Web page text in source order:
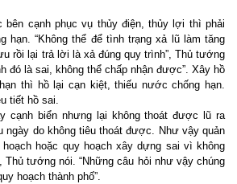
cạnh phục vụ thủy điện, thủy lợi thì phải
hạn. “Không thể để tình trạng xả lũ làm tăng
rồi lại trả lời là xả đúng quy trình”, Thủ tướng
đó là sai, không thể chấp nhận được”. Xây hồ
thì hồ lại cạn kiệt, thiếu nước chống hạn.
tiết hồ sai.
cạnh biển nhưng lại không thoát được lũ ra
ngày do không tiêu thoát được. Như vậy quản
hoặc quy hoạch xây dựng sai vì không
tướng nói. “Những câu hỏi như vậy chúng
hoạch thành phố”.